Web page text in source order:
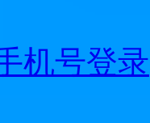
机号登录